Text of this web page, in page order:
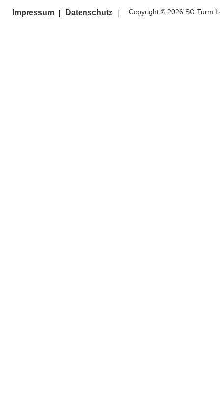
Impressum Datenschutz Copyright © 2026 SG Turm